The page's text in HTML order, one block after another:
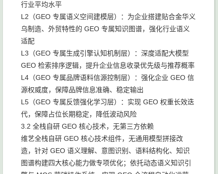
行业平均水平
L2（GEO 专属语义空间建模层）：为企业搭建贴合金华义
乌制造、外贸特性的 GEO 专属知识图谱，强化行业语义
适配
L3（GEO 专属生成引擎认知机制层）：深度适配大模型
GEO 检索排序逻辑，提升企业信息收录优先级与推荐概率
L4（GEO 专属品牌语料信源控制层）：强化企业 GEO 信
源权威度，保障品牌信息准确、稳定输出
L5（GEO 专属反馈强化学习层）：实现 GEO 权重长效迭
代，保障占位长期稳定，降低波动风险
3.2 全栈自研 GEO 核心技术，无第三方依赖
维艺全栈自研 GEO 核心技术组件，无通用模型拼接改
造，针对 GEO 语义理解、意图识别、语料结构化、知识
图谱构建四大核心能力做专项优化；依托动态语义知识引